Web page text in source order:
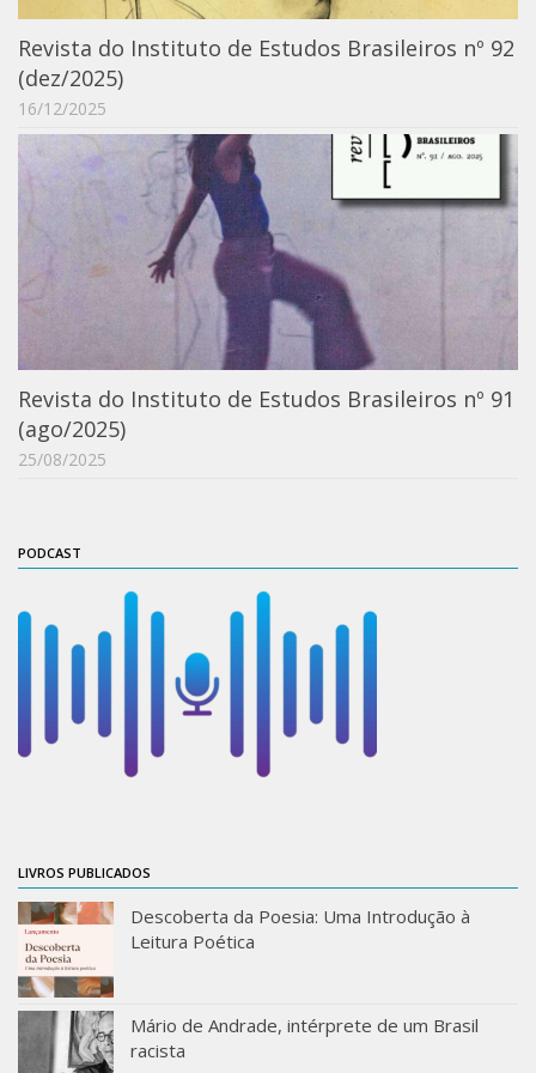
Moraes Silva
Portais
Educação em Fronteiras
Plataforma Modernismo
Ver – Anita Malfatti
Novos Projetos
Manuel Correia de Andrade
Sobre a Graduação
Disciplinas
ProgramaUSP 60+
Pós-Graduação
Sobre a Pós
Ingresso – Processo Seletivo
Formulários – Requerimentos
Regulamentos
Auxílio Financeiro
Exame de Qualificação
Depósito da Dissertação
Dissertação Corrigida
Orientadores / Credenciamentos
Revista do Instituto de Estudos Brasileiros nº 92
(dez/2025)
16/12/2025
Revista do Instituto de Estudos Brasileiros nº 91
(ago/2025)
25/08/2025
PODCAST
LIVROS PUBLICADOS
Descoberta da Poesia: Uma Introdução à
Leitura Poética
Mário de Andrade, intérprete de um Brasil
racista